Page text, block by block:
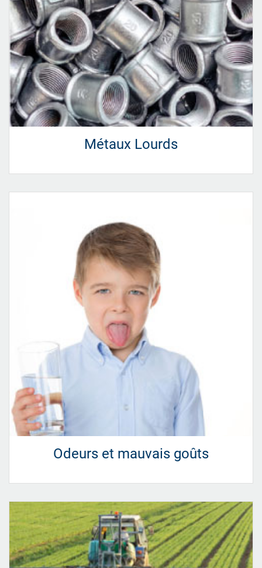
Métaux Lourds
Odeurs et mauvais goûts